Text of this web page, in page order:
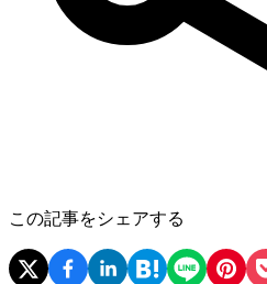
この記事をシェアする